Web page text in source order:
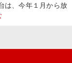
、今年１月から放